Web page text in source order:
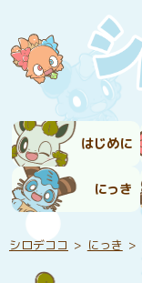
はじめに
にっき
シロデココ にっき